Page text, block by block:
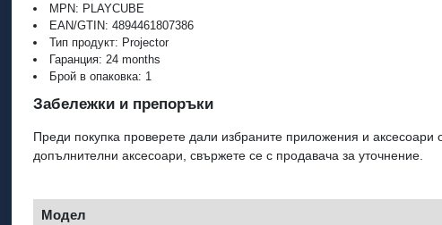
MPN: PLAYCUBE
EAN/GTIN: 4894461807386
Тип продукт: Projector
Гаранция: 24 months
Брой в опаковка: 1
Забележки и препоръки
Преди покупка проверете дали избраните приложения и
допълнителни аксесоари, свържете се с продавача за уточнение.
Модел